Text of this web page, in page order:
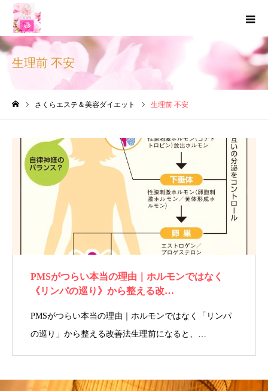
生理前 不安
さくらエステ＆美容ダイエット 生理前 不安
PMSがつらい本当の理由｜ホルモンではなく
《リンパの巡り》から整える改…
PMSがつらい本当の理由｜ホルモンではなく「リンパ
の巡り」から整える改善法生理前になると、…